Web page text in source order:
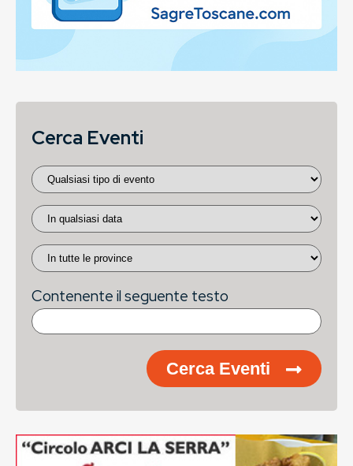
Cerca Eventi
Contenente il seguente testo
Cerca Eventi